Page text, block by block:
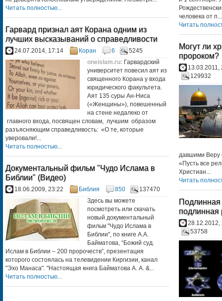
Читать полностью...
Гарвард признал аят Корана одним из
лучших высказываний о справедливости
24.07.2014, 17:14 Коран 6
5245
oneislam.ru: Гарвардский
университет повесил аят из
священного Корана у входа
юридического факультета.
Аят 135 суры Ан-Ниса
(«Женщины»), повешенный
на стене недалеко от
главного входа, посвящен словам, лучшим образом
разъясняющим справедливость: «О те, которые
уверовали!...
Читать полностью...
Документальный фильм "Чудо Ислама в
Библии" (Видео)
18.06.2009, 23:22 Библия 850
137470
Здесь вы можете
посмотреть или скачать
новый документальный
фильм "Чудо Ислама в
Библии", по книге А.А.
Байматова, “Божий суд.
Ислам в Библии – 200 пророчеств”, презентация
которого состоялась на телевидении Киргизии, канал
"Эхо Манаса". "Настоящая книга Байматова А. А. &...
Читать полностью...
человека от п...
Читать
Могут ли
пророком?
13.03.2011,
129932
давшими Веру
«Пусть все
Христиан...
Читать
Подлинная
подлинная
28.12.2012,
53758